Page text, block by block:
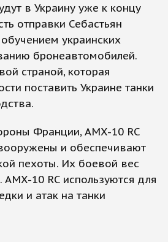
в Украину уже к концу
отправки Себастьян
украинских
бронеавтомобилей.
страной, которая
поставить Украине танки
Франции, AMX-10 RC
и обеспечивают
пехоты. Их боевой вес
AMX-10 RC используются для
и атак на танки